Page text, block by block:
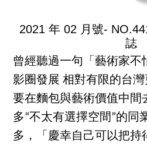
2021 年 02 月號-
誌
曾經聽過一句「藝術家不
影圈發展 相對有限的台
要在麵包與藝術價值中間
多“不太有選擇空間”的同
多，「慶幸自己可以把持